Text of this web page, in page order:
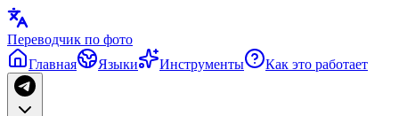
Переводчик по фото
Главная
Языки Инструменты Как это работает